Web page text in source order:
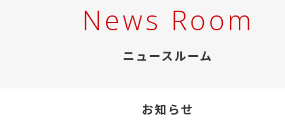
News Room
ニュースルーム
お知らせ